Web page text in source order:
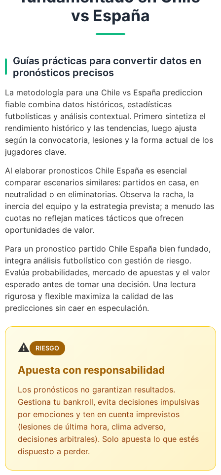
vs España
Guías prácticas para convertir datos en
pronósticos precisos
La metodología para una Chile vs España prediccion
fiable combina datos históricos, estadísticas
futbolísticas y análisis contextual. Primero sintetiza el
rendimiento histórico y las tendencias, luego ajusta
según la convocatoria, lesiones y la forma actual de los
jugadores clave.
Al elaborar pronosticos Chile España es esencial
comparar escenarios similares: partidos en casa, en
neutralidad o en eliminatorias. Observa la racha, la
inercia del equipo y la estrategia prevista; a menudo las
cuotas no reflejan matices tácticos que ofrecen
oportunidades de valor.
Para un pronostico partido Chile España bien fundado,
integra análisis futbolístico con gestión de riesgo.
Evalúa probabilidades, mercado de apuestas y el valor
esperado antes de tomar una decisión. Una lectura
rigurosa y flexible maximiza la calidad de las
predicciones sin caer en especulación.
⚠️ RIESGO
Apuesta con responsabilidad
Los pronósticos no garantizan resultados.
Gestiona tu bankroll, evita decisiones impulsivas
por emociones y ten en cuenta imprevistos
(lesiones de última hora, clima adverso,
decisiones arbitrales). Solo apuesta lo que estés
dispuesto a perder.